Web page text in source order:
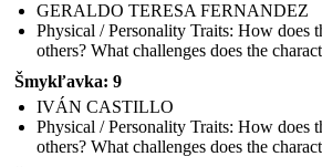
GERALDO TERESA FERNANDEZ
Physical / Personality Traits: How does
others? What challenges does the
Šmykľavka: 9
IVÁN CASTILLO
Physical / Personality Traits: How does
others? What challenges does the